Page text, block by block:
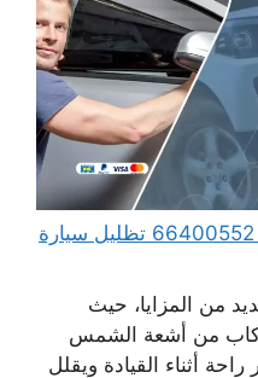
تظليل سيارات متنقل الكويت 66400552 تظليل سيارة
من المزايا، حيث
من أشعة الشمس
راحة أثناء القيادة ويقلل